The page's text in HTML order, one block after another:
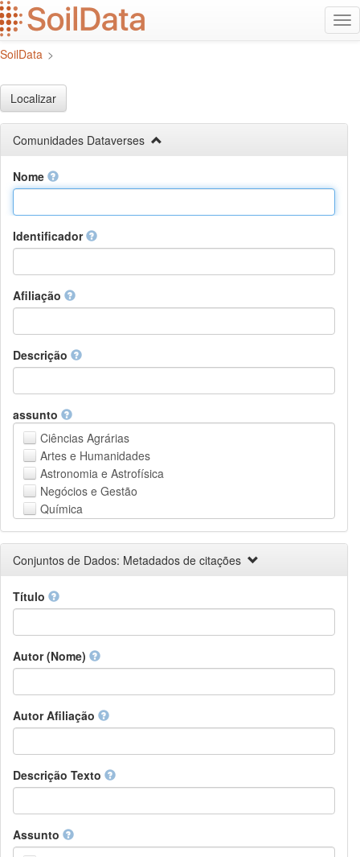
Ir
para
o
conteúdo
SoilData >
Localizar
Comunidades Dataverses
Nome
Identificador
Afiliação
Descrição
assunto
Ciências Agrárias
Artes e Humanidades
Astronomia e Astrofísica
Negócios e Gestão
Química
Ciências da Terra e do meio ambiente
Engenharia
Ciências matemáticas
Física
Ciências Sociais
Outros
Conjuntos de Dados: Metadados de citações
Título
Autor (Nome)
Autor Afiliação
Descrição Texto
Assunto